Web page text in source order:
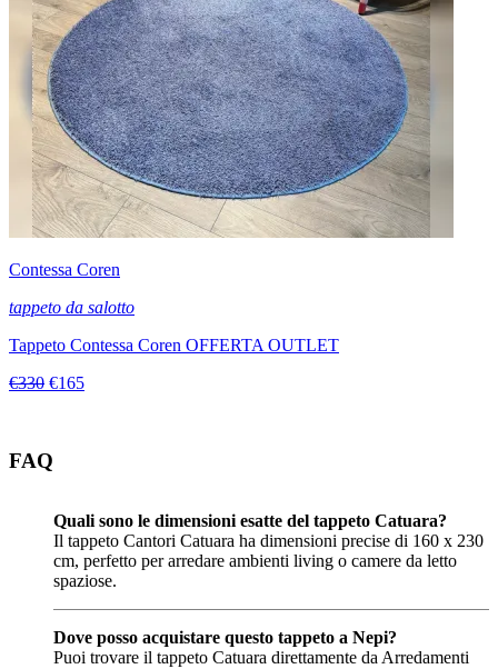
Contessa Coren
tappeto da salotto
Tappeto Contessa Coren OFFERTA OUTLET
€330 €165
FAQ
Quali sono le dimensioni esatte del tappeto Catuara?
Il tappeto Cantori Catuara ha dimensioni precise di 160 x 230
cm, perfetto per arredare ambienti living o camere da letto
spaziose.
Dove posso acquistare questo tappeto a Nepi?
Puoi trovare il tappeto Catuara direttamente da Arredamenti